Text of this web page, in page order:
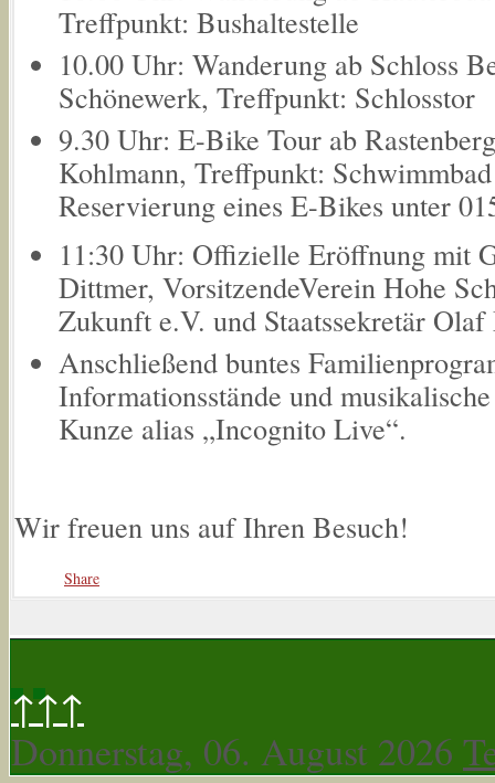
Treffpunkt: Bushaltestelle
10.00 Uhr: Wanderung ab Schloss
Schönewerk, Treffpunkt: Schlosstor
9.30 Uhr: E-Bike Tour ab
Kohlmann, Treffpunkt:
Reservierung eines E-Bikes unter
11:30 Uhr: Offizielle Eröffnung mit
Dittmer, VorsitzendeVerein Hohe
Zukunft e.V. und Staatssekretär
Anschließend buntes
Informationsstände und
Kunze alias „Incognito Live“.
Wir freuen uns auf Ihren Besuch!
Share
↑↑↑
Donnerstag, 06. August 2026